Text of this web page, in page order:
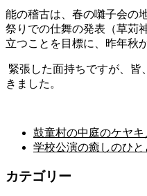
能の稽古は、春の囃子会の
祭りでの仕舞の発表（草苅
立つことを目標に、昨年秋
緊張した面持ちですが、皆
きました。
鼓童村の中庭のケヤ
学校公演の癒しのひ
カテゴリー